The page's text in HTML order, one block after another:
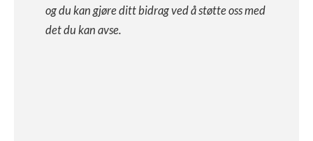
og du kan gjøre ditt bidrag ved å støtte oss med
det du kan avse.